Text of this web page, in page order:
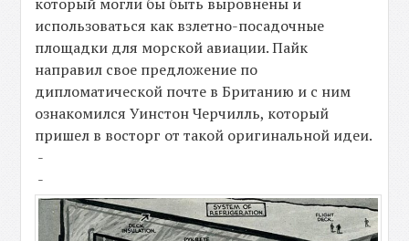
который могли бы быть выровнены и
использоваться как взлетно-посадочные
площадки для морской авиации. Пайк
направил свое предложение по
дипломатической почте в Британию и с ним
ознакомился Уинстон Черчилль, который
пришел в восторг от такой оригинальной идеи.
-
-